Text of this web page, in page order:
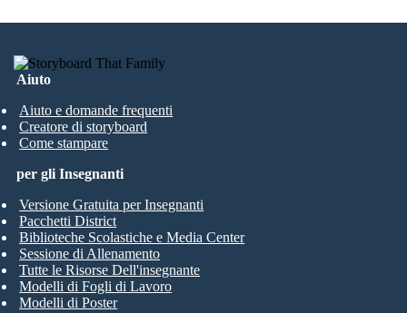
Aiuto
Aiuto e domande frequenti
Creatore di storyboard
Come stampare
per gli Insegnanti
Versione Gratuita per Insegnanti
Pacchetti District
Biblioteche Scolastiche e Media Center
Sessione di Allenamento
Tutte le Risorse Dell'insegnante
Modelli di Fogli di Lavoro
Modelli di Poster